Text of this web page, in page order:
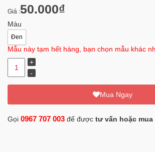
Giá :50.000₫
Màu
Đen
Mẫu này tạm hết hàng, bạn chọn mẫu khác
Mua Ngay
Gọi 0967 707 003 để được tư vấn hoặc